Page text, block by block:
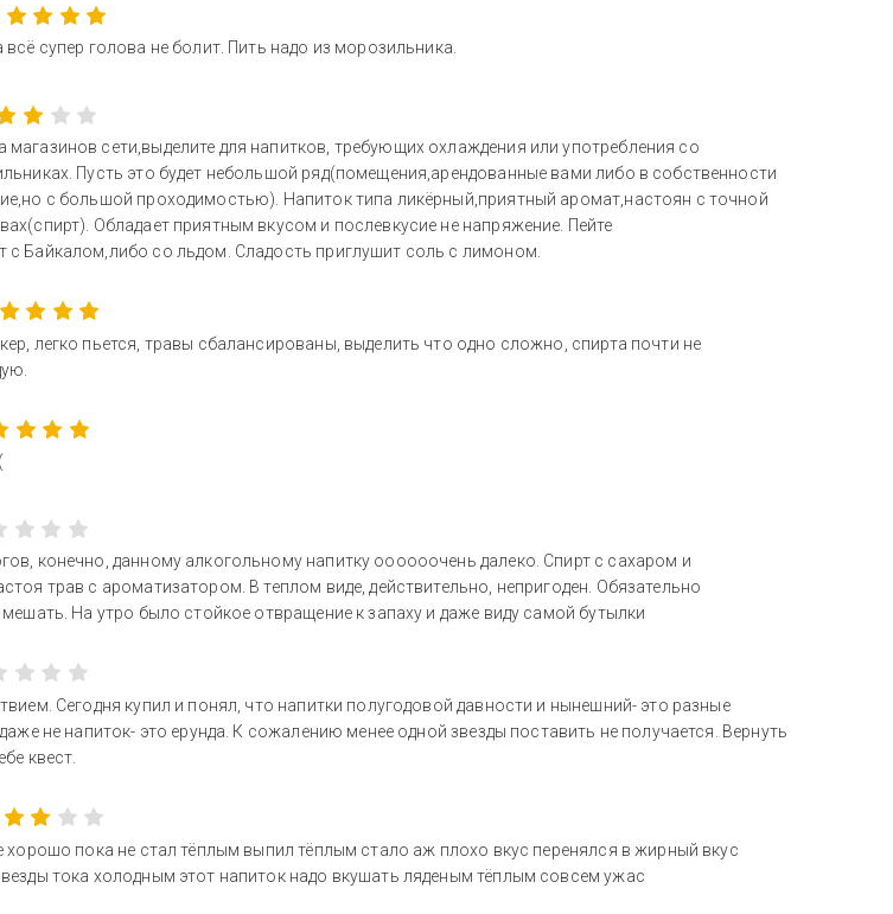
супер голова не болит. Пить надо из морозильника.
сети,выделите для напитков, требующих охлаждения или употребления со
Пусть это будет небольшой ряд(помещения,арендованные вами либо в собственности
с большой проходимостью). Напиток типа ликёрный,приятный аромат,настоян с точной
Обладает приятным вкусом и послевкусие не напряжение. Пейте
с Байкалом,либо со льдом. Сладость приглушит соль с лимоном.
легко пьется, травы сбалансированы, выделить что одно сложно, спирта почти не
конечно, данному алкогольному напитку оооооочень далеко. Спирт с сахаром и
трав с ароматизатором. В теплом виде, действительно, непригоден. Обязательно
На утро было стойкое отвращение к запаху и даже виду самой бутылки
Сегодня купил и понял, что напитки полугодовой давности и нынешний- это разные
не напиток- это ерунда. К сожалению менее одной звезды поставить не получается. Вернуть
квест.
хорошо пока не стал тёплым выпил тёплым стало аж плохо вкус перенялся в жирный вкус
тока холодным этот напиток надо вкушать ляденым тёплым совсем ужас